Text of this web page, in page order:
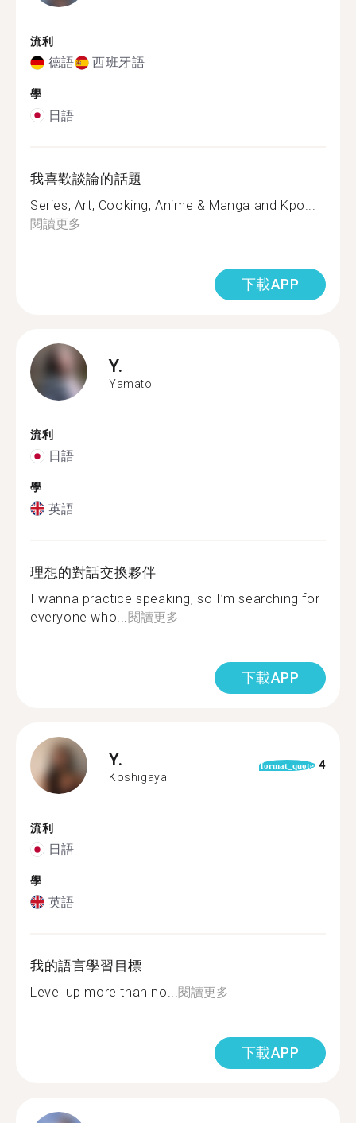
流利
德語 西班牙語
學
日語
我喜歡談論的話題
Series, Art, Cooking, Anime & Manga and Kpo...
閱讀更多
下載APP
Y.
Yamato
流利
日語
學
英語
理想的對話交換夥伴
I wanna practice speaking, so I’m searching for
everyone who... 閱讀更多
下載APP
Y.
Koshigaya
format_quote 4
流利
日語
學
英語
我的語言學習目標
Level up more than no... 閱讀更多
下載APP